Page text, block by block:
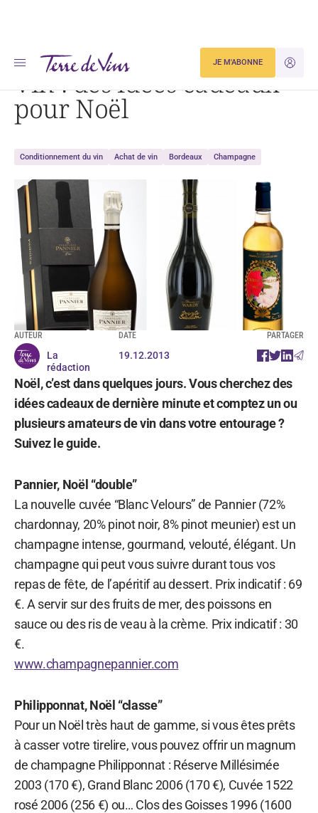
JE
JE M'ABONNE
Accueil Vin : des idées cadeaux pour Noël
Vin : des idées cadeaux
pour Noël
Conditionnement du vin Achat de vin Bordeaux Champagne
AUTEUR
La
rédaction
DATE
19.12.2013
PARTAGER
Noël, c’est dans quelques jours. Vous cherchez des
idées cadeaux de dernière minute et comptez un ou
plusieurs amateurs de vin dans votre entourage ?
Suivez le guide.
Pannier, Noël “double”
La nouvelle cuvée “Blanc Velours” de Pannier (72%
chardonnay, 20% pinot noir, 8% pinot meunier) est un
champagne intense, gourmand, velouté, élégant. Un
champagne qui peut vous suivre durant tous vos
repas de fête, de l’apéritif au dessert. Prix indicatif : 69
€. A servir sur des fruits de mer, des poissons en
sauce ou des ris de veau à la crème. Prix indicatif : 30
€.
www.champagnepannier.com
Philipponnat, Noël “classe”
Pour un Noël très haut de gamme, si vous êtes prêts
à casser votre tirelire, vous pouvez offrir un magnum
de champagne Philipponnat : Réserve Millésimée
2003 (170 €), Grand Blanc 2006 (170 €), Cuvée 1522
rosé 2006 (256 €) ou… Clos des Goisses 1996 (1600